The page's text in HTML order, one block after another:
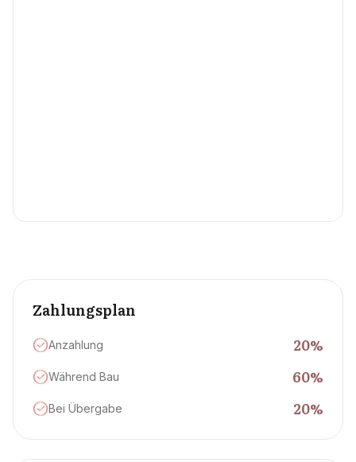
Zahlungsplan
Anzahlung 20%
Während Bau 60%
Bei Übergabe 20%